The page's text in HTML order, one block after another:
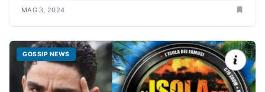
MAG 3, 2024
GOSSIP NEWS